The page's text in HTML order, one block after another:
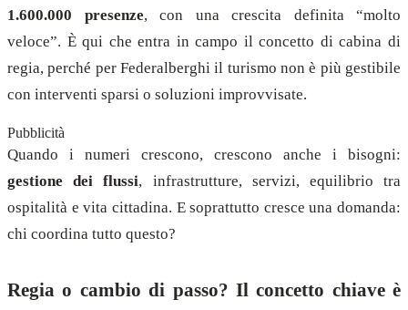
1.600.000 presenze, con una crescita definita “molto
veloce”. È qui che entra in campo il concetto di cabina di
regia, perché per Federalberghi il turismo non è più gestibile
con interventi sparsi o soluzioni improvvisate.
Pubblicità
Quando i numeri crescono, crescono anche i bisogni:
gestione dei flussi, infrastrutture, servizi, equilibrio tra
ospitalità e vita cittadina. E soprattutto cresce una domanda:
chi coordina tutto questo?
Regia o cambio di passo? Il concetto chiave è